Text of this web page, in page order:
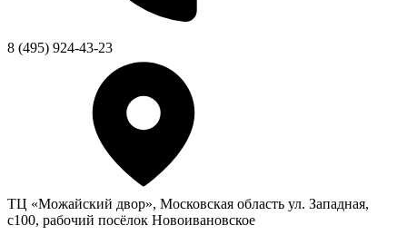
8 (495) 924-43-23
ТЦ «Можайский двор», Московская область ул. Западная,
с100, рабочий посёлок Новоивановское